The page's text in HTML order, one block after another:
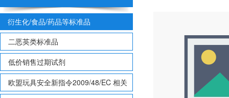
衍生化/食品/药品等标准品
二恶英类标准品
低价销售过期试剂
欧盟玩具安全新指令2009/48/EC 相关